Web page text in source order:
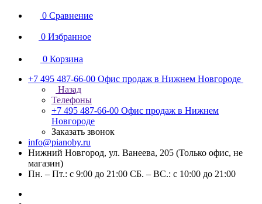
0 Сравнение
0 Избранное
0 Корзина
+7 495 487-66-00 Офис продаж в Нижнем Новгороде
Назад
Телефоны
+7 495 487-66-00 Офис продаж в Нижнем
Новгороде
Заказать звонок
info@pianoby.ru
Нижний Новгород, ул. Ванеева, 205 (Только офис, не
магазин)
Пн. – Пт.: с 9:00 до 21:00 СБ. – ВС.: с 10:00 до 21:00